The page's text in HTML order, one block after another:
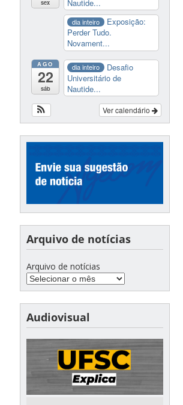
sex
Nautide...
dia inteiro
Exposição:
Perder Tudo.
Novament...
AGO
22
sáb
dia inteiro
Desafio
Universitário de
Nautide...
Ver calendário
Arquivo de notícias
Arquivo de notícias
Audiovisual